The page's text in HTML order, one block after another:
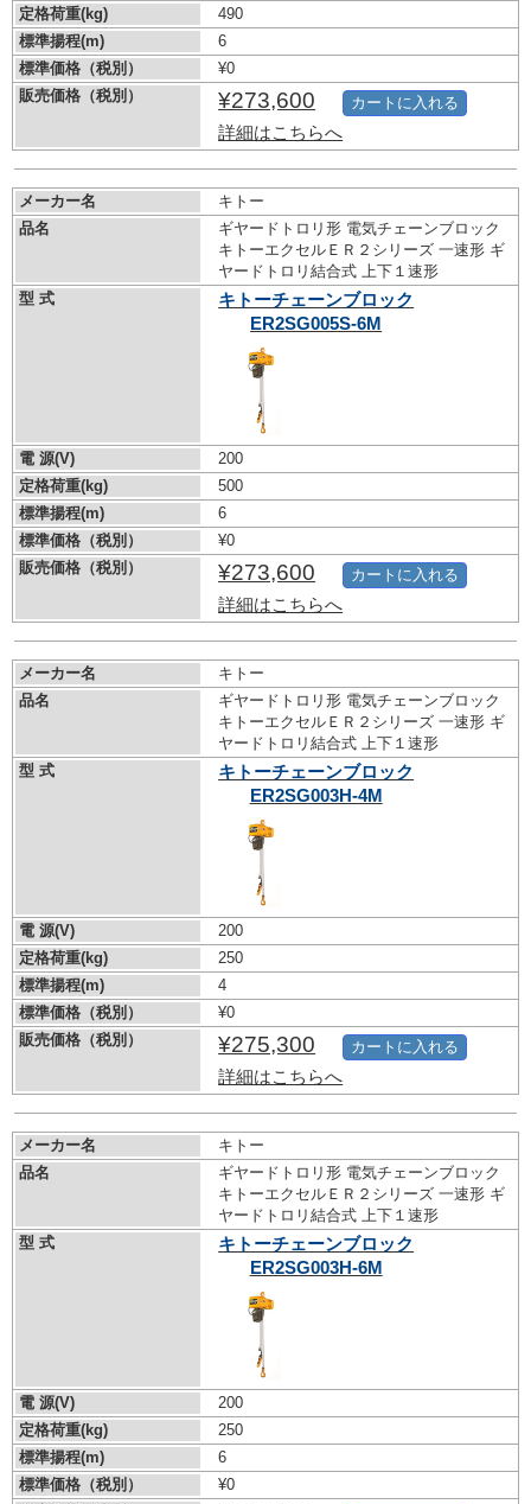
定格荷重(kg)
490
標準揚程(m)
6
標準価格（税別）
¥0
販売価格（税別）
¥273,600
詳細はこちらへ
カートに入れる
メーカー名
キトー
品名
ギヤードトロリ形 電気チェーンブロック
キトーエクセルＥＲ２シリーズ 一速形 ギ
ヤードトロリ結合式 上下１速形
型 式
キトーチェーンブロック
ER2SG005S-6M
電 源(V)
200
定格荷重(kg)
500
標準揚程(m)
6
標準価格（税別）
¥0
販売価格（税別）
¥273,600
詳細はこちらへ
カートに入れる
メーカー名
キトー
品名
ギヤードトロリ形 電気チェーンブロック
キトーエクセルＥＲ２シリーズ 一速形 ギ
ヤードトロリ結合式 上下１速形
型 式
キトーチェーンブロック
ER2SG003H-4M
電 源(V)
200
定格荷重(kg)
250
標準揚程(m)
4
標準価格（税別）
¥0
販売価格（税別）
¥275,300
詳細はこちらへ
カートに入れる
メーカー名
キトー
品名
ギヤードトロリ形 電気チェーンブロック
キトーエクセルＥＲ２シリーズ 一速形 ギ
ヤードトロリ結合式 上下１速形
型 式
キトーチェーンブロック
ER2SG003H-6M
電 源(V)
200
定格荷重(kg)
250
標準揚程(m)
6
標準価格（税別）
¥0